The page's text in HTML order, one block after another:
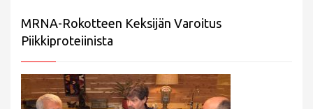
MRNA-Rokotteen Keksijän Varoitus
Piikkiproteiinista